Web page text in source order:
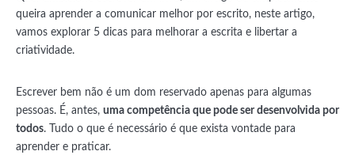
queira aprender a comunicar melhor por escrito, neste artigo,
vamos explorar 5 dicas para melhorar a escrita e libertar a
criatividade.
Escrever bem não é um dom reservado apenas para algumas
pessoas. É, antes, uma competência que pode ser desenvolvida por
todos. Tudo o que é necessário é que exista vontade para
aprender e praticar.